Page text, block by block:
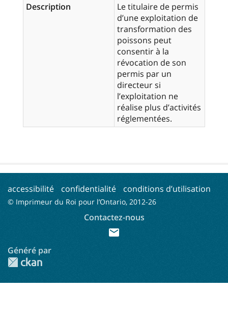
Description
Le titulaire de permis
d’une exploitation de
transformation des
poissons peut
consentir à la
révocation de son
permis par un
directeur si
l’exploitation ne
réalise plus d’activités
réglementées.
accessibilité confidentialité conditions d’utilisation
© Imprimeur du Roi pour l’Ontario, 2012-26
Contactez-nous
mail
Généré par